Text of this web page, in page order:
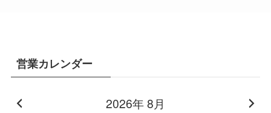
営業カレンダー
2026年 8月